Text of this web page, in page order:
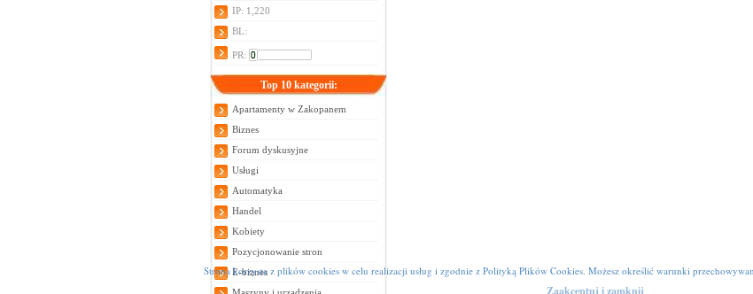
Strona korzysta z plików cookies w celu realizacji usług i zgodnie z Polityką Plików Cookies. Możesz określić warunki
Zaakceptuj i zamknij
IP: 1,220
BL:
PR:
Top 10 kategorii:
Apartamenty w Zakopanem
Biznes
Forum dyskusyjne
Usługi
Automatyka
Handel
Kobiety
Pozycjonowanie stron
E-biznes